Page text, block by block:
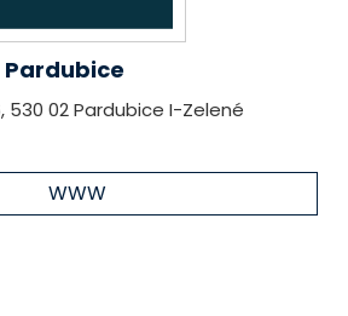
Pardubice
530 02 Pardubice I-Zelené
WWW